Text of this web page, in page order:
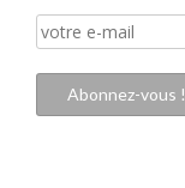
votre
e-
mail
Abonnez-vous !